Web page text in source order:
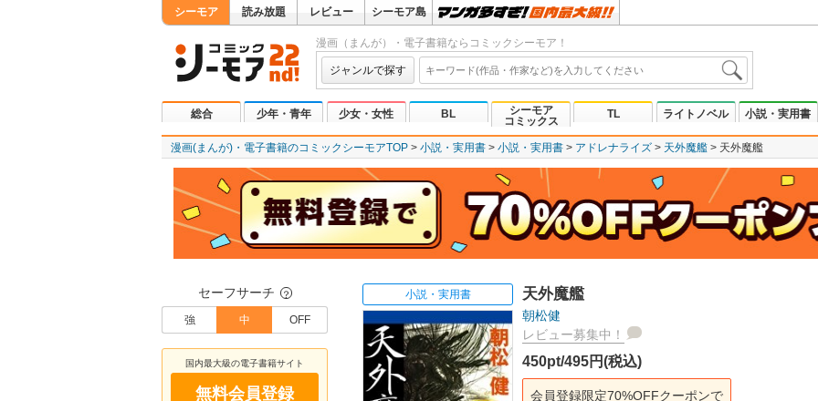
シーモア 読み放題 レビュー シーモア島
漫画（まんが）・電子書籍ならコミックシーモア！
ジャンルで探す
総合 少年・青年 少女・女性 BL
シーモア
コミックス
TL ライトノベル 小説・実用書
漫画(まんが)・電子書籍のコミックシーモアTOP 小説・実用書 小説・実用書 アドレナライズ 天外魔艦 天外魔艦
セーフサーチ ？
強 中 OFF
国内最大級の電子書籍サイト
無料会員登録
小説・実用書 天外魔艦
朝松健
レビュー募集中！
450pt/495円(税込)
会員登録限定70%OFFクーポンで